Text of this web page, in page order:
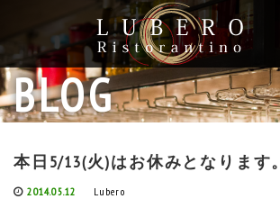
BLOG
本日5/13(火)はお休みとなります。
2014.05.12 Lubero